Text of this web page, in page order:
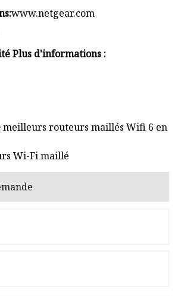
www.netgear.com
Plus d'informations :
meilleurs routeurs maillés Wifi 6 en
Wi-Fi maillé